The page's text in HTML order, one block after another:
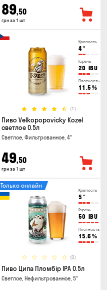
89,50
грн за 1 шт
Крепость
4°
Горечь
20 IBU
Плотность
11.5 %
(1)
Пиво Velkopopovicky Kozel
светлое 0.5л
Светлое, Фильтрованное, 4°
49,50
грн за 1 шт
Крепость
5 °
Горечь
50 IBU
Плотность
15.6 %
(0)
Только онлайн
Пиво Ципа Пломбір IPA 0.5л
Светлое, Нефильтрованное, 5°